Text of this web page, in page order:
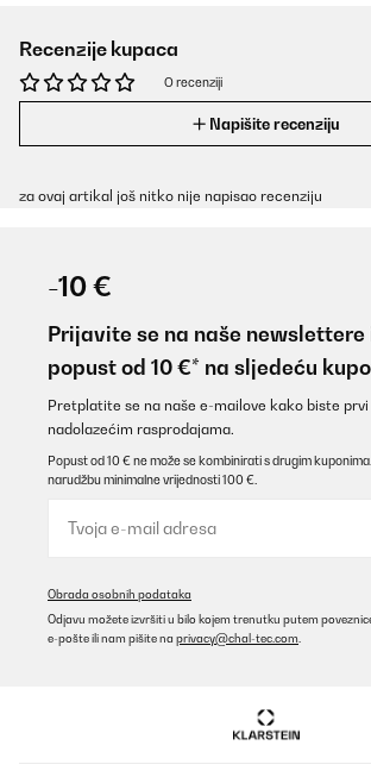
Recenzije kupaca
O recenziji
Napišite recenziju
za ovaj artikal još nitko nije napisao recenziju
-10 €
Prijavite se na naše
popust od 10 €* na sljedeću
Pretplatite se na naše e-mailove kako biste prvi
nadolazećim rasprodajama.
Popust od 10 € ne može se kombinirati s drugim
narudžbu minimalne vrijednosti 100 €.
Obrada osobnih podataka
Odjavu možete izvršiti u bilo kojem trenutku putem
e-pošte ili nam pišite na privacy@chal-tec.com